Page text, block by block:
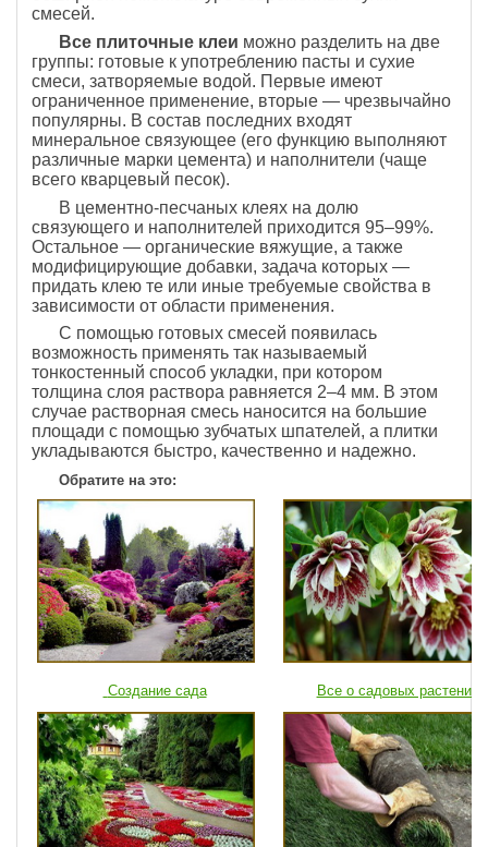
смесей.
Все плиточные клеи можно разделить на две
группы: готовые к употреблению пасты и сухие
смеси, затворяемые водой. Первые имеют
ограниченное применение, вторые — чрезвычайно
популярны. В состав последних входят
минеральное связующее (его функцию выполняют
различные марки цемента) и наполнители (чаще
всего кварцевый песок).
В цементно-песчаных клеях на долю
связующего и наполнителей приходится 95–99%.
Остальное — органические вяжущие, а также
модифицирующие добавки, задача которых —
придать клею те или иные требуемые свойства в
зависимости от области применения.
С помощью готовых смесей появилась
возможность применять так называемый
тонкостенный способ укладки, при котором
толщина слоя раствора равняется 2–4 мм. В этом
случае растворная смесь наносится на большие
площади с помощью зубчатых шпателей, а плитки
укладываются быстро, качественно и надежно.
Обратите на это:
Создание сада Все о садовых растениях